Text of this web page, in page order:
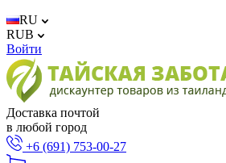
RU
RUB
Войти
Доставка почтой
в любой город
+6 (691) 753-00-27